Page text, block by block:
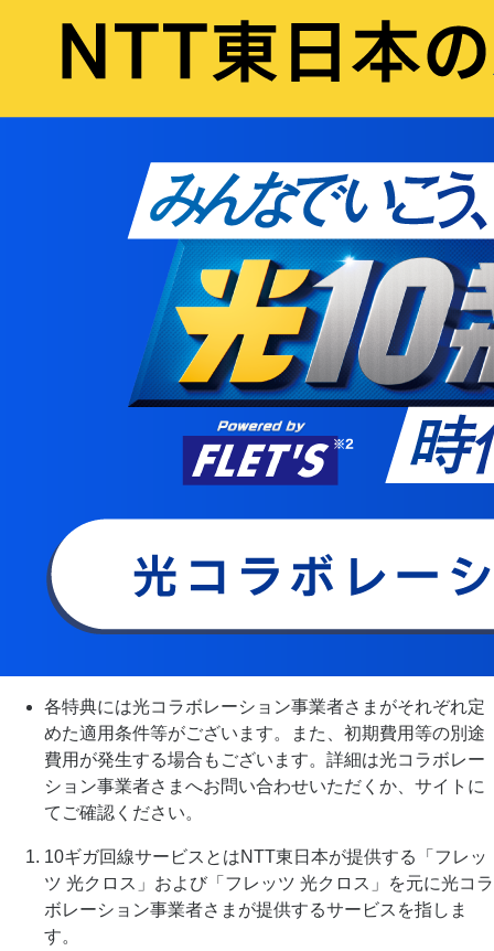
各特典には光コラボレーション事業者さまがそれぞれ定
めた適用条件等がございます。また、初期費用等の別途
費用が発生する場合もございます。詳細は光コラボレー
ション事業者さまへお問い合わせいただくか、サイトに
てご確認ください。
10ギガ回線サービスとはNTT東日本が提供する「フレッ
ツ 光クロス」および「フレッツ 光クロス」を元に光コラ
ボレーション事業者さまが提供するサービスを指しま
す。